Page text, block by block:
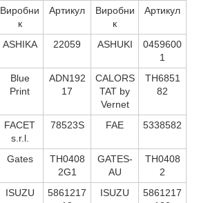
Виробни
к
Артикул
Виробни
к
Артикул
ASHIKA 22059 ASHUKI
0459600
1
Blue
Print
ADN192
17
CALORS
TAT by
Vernet
TH6851
82
FACET
s.r.l.
78523S FAE 5338582
Gates
TH0408
2G1
GATES-
AU
TH0408
2
ISUZU
5861217
ISUZU
5861217